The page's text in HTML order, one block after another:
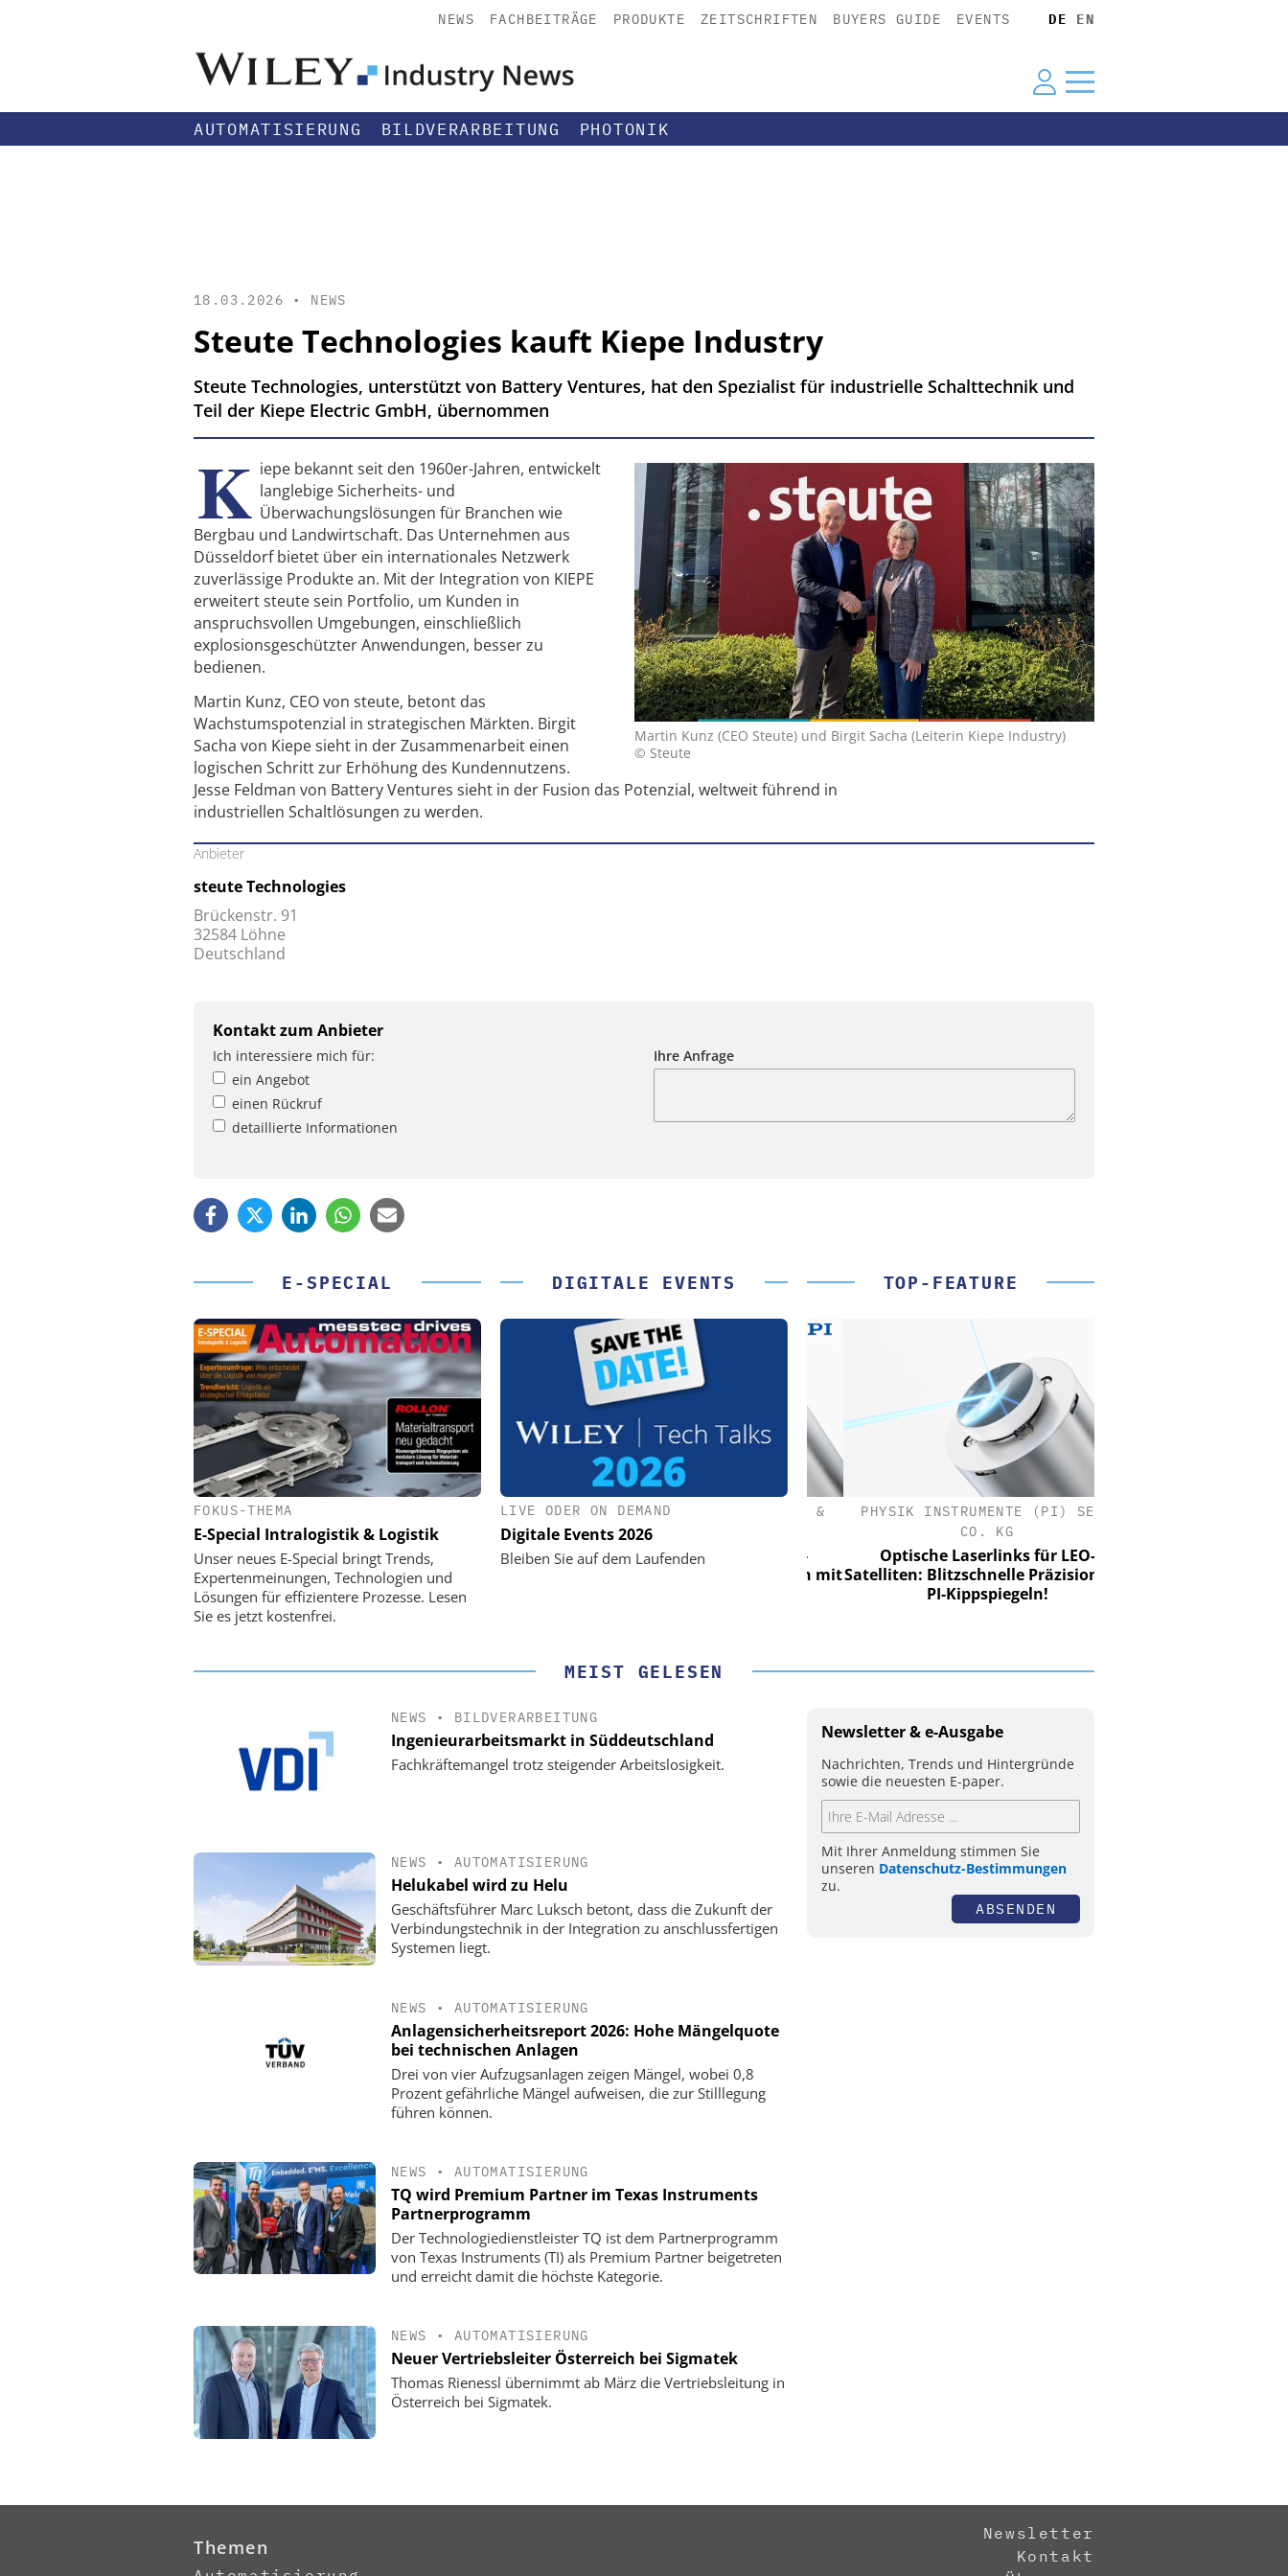
NEWS FACHBEITRÄGE PRODUKTE ZEITSCHRIFTEN BUYERS GUIDE EVENTS DE EN
AUTOMATISIERUNG BILDVERARBEITUNG PHOTONIK
18.03.2026 • NEWS
Steute Technologies kauft Kiepe Industry
Steute Technologies, unterstützt von Battery Ventures, hat den Spezialist für industrielle Schalttechnik und
Teil der Kiepe Electric GmbH, übernommen
Martin Kunz (CEO Steute) und Birgit Sacha (Leiterin Kiepe Industry)
© Steute
K iepe bekannt seit den 1960er-Jahren, entwickelt
langlebige Sicherheits- und
Überwachungslösungen für Branchen wie
Bergbau und Landwirtschaft. Das Unternehmen aus
Düsseldorf bietet über ein internationales Netzwerk
zuverlässige Produkte an. Mit der Integration von KIEPE
erweitert steute sein Portfolio, um Kunden in
anspruchsvollen Umgebungen, einschließlich
explosionsgeschützter Anwendungen, besser zu
bedienen.
Martin Kunz, CEO von steute, betont das
Wachstumspotenzial in strategischen Märkten. Birgit
Sacha von Kiepe sieht in der Zusammenarbeit einen
logischen Schritt zur Erhöhung des Kundennutzens.
Jesse Feldman von Battery Ventures sieht in der Fusion das Potenzial, weltweit führend in
industriellen Schaltlösungen zu werden.
Anbieter
steute Technologies
Brückenstr. 91
32584 Löhne
Deutschland
Kontakt zum Anbieter
Ich interessiere mich für:
ein Angebot
einen Rückruf
detaillierte Informationen
Ihre Anfrage
E-SPECIAL
FOKUS-THEMA
E-Special Intralogistik & Logistik
Unser neues E-Special bringt Trends,
Expertenmeinungen, Technologien und
Lösungen für effizientere Prozesse. Lesen
Sie es jetzt kostenfrei.
DIGITALE EVENTS
LIVE ODER ON DEMAND
Digitale Events 2026
Bleiben Sie auf dem Laufenden
TOP-FEATURE
PHYSIK INSTRUMENTE (PI) SE &
CO. KG
Optische Laserlinks für LEO-
Satelliten: Blitzschnelle Präzision mit
PI-Kippspiegeln!
PHYSIK INSTRUMENTE (PI) SE &
CO. KG
Optische Laserlinks für LEO-
Satelliten: Blitzschnelle Präzision mit
PHYSIK INSTRUMENTE (PI) SE &
CO. KG
Optische Laserlinks für LEO-
Satelliten: Blitzschnelle Präzision mit
PI-Kippspiegeln!
MEIST GELESEN
NEWS • BILDVERARBEITUNG
Ingenieurarbeitsmarkt in Süddeutschland
Fachkräftemangel trotz steigender Arbeitslosigkeit.
NEWS • AUTOMATISIERUNG
Helukabel wird zu Helu
Geschäftsführer Marc Luksch betont, dass die Zukunft der
Verbindungstechnik in der Integration zu anschlussfertigen
Systemen liegt.
NEWS • AUTOMATISIERUNG
Anlagensicherheitsreport 2026: Hohe Mängelquote
bei technischen Anlagen
Drei von vier Aufzugsanlagen zeigen Mängel, wobei 0,8
Prozent gefährliche Mängel aufweisen, die zur Stilllegung
führen können.
NEWS • AUTOMATISIERUNG
TQ wird Premium Partner im Texas Instruments
Partnerprogramm
Der Technologiedienstleister TQ ist dem Partnerprogramm
von Texas Instruments (TI) als Premium Partner beigetreten
und erreicht damit die höchste Kategorie.
NEWS • AUTOMATISIERUNG
Neuer Vertriebsleiter Österreich bei Sigmatek
Thomas Rienessl übernimmt ab März die Vertriebsleitung in
Österreich bei Sigmatek.
Newsletter & e-Ausgabe
Nachrichten, Trends und Hintergründe
sowie die neuesten E-paper.
Mit Ihrer Anmeldung stimmen Sie
unseren Datenschutz-Bestimmungen
zu.
ABSENDEN
Themen
Newsletter
Kontakt